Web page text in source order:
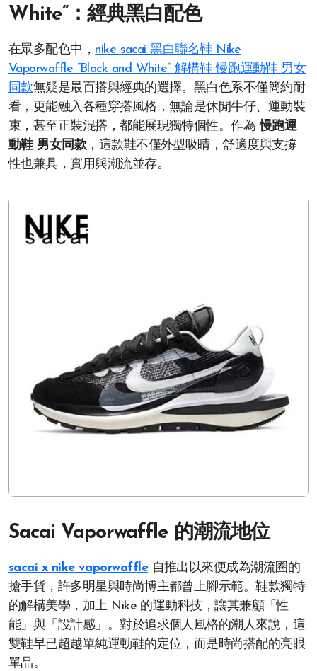
White”：經典黑白配色
在眾多配色中， nike sacai 黑白聯名鞋 Nike
Vaporwaffle “Black and White” 解構鞋 慢跑運動鞋 男女
同款無疑是最百搭與經典的選擇。黑白色系不僅簡約耐
看，更能融入各種穿搭風格，無論是休閒牛仔、運動裝
束，甚至正裝混搭，都能展現獨特個性。作為慢跑運
動鞋 男女同款，這款鞋不僅外型吸睛，舒適度與支撐
性也兼具，實用與潮流並存。
Sacai Vaporwaffle 的潮流地位
sacai x nike vaporwaffle自推出以來便成為潮流圈的
搶手貨，許多明星與時尚博主都曾上腳示範。鞋款獨特
的解構美學，加上 Nike 的運動科技，讓其兼顧「性
能」與「設計感」。對於追求個人風格的潮人來說，這
雙鞋早已超越單純運動鞋的定位，而是時尚搭配的亮眼
單品。